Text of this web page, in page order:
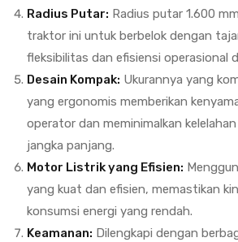
Radius Putar: Radius putar 1.600
traktor ini untuk berbelok dengan
fleksibilitas dan efisiensi operasional
Desain Kompak: Ukurannya yang
yang ergonomis memberikan
operator dan meminimalkan
jangka panjang.
Motor Listrik yang Efisien:
yang kuat dan efisien, memastikan
konsumsi energi yang rendah.
Keamanan: Dilengkapi dengan